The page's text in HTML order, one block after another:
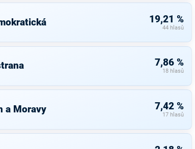
19,21 %
44 hlasů
7,86 %
18 hlasů
a Moravy 7,42 %
17 hlasů